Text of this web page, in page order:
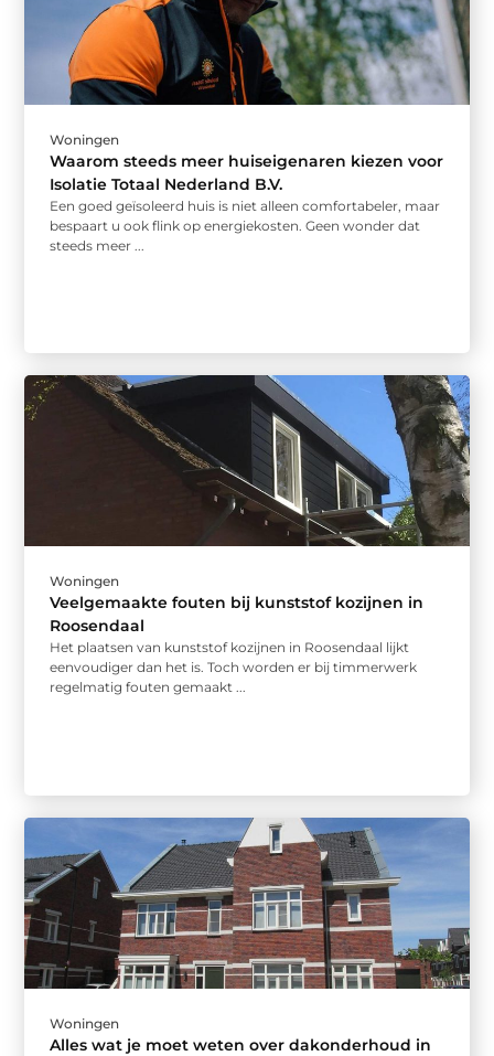
Woningen
Waarom steeds meer huiseigenaren kiezen voor
Isolatie Totaal Nederland B.V.
Een goed geïsoleerd huis is niet alleen comfortabeler, maar
bespaart u ook flink op energiekosten. Geen wonder dat
steeds meer ...
Woningen
Veelgemaakte fouten bij kunststof kozijnen in
Roosendaal
Het plaatsen van kunststof kozijnen in Roosendaal lijkt
eenvoudiger dan het is. Toch worden er bij timmerwerk
regelmatig fouten gemaakt ...
Woningen
Alles wat je moet weten over dakonderhoud in